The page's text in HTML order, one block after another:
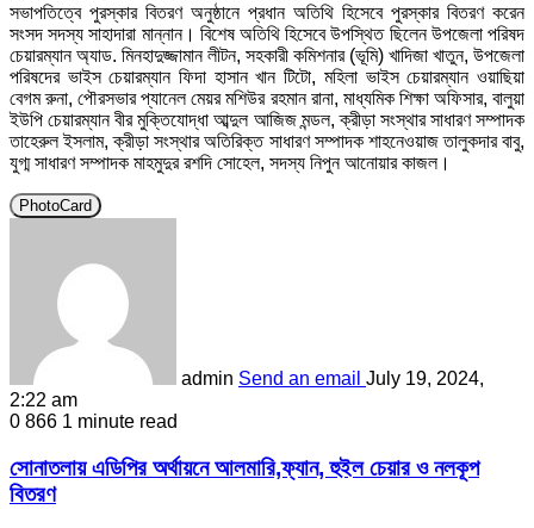
সভাপতিত্বে পুরস্কার বিতরণ অনুষ্ঠানে প্রধান অতিথি হিসেবে পুরস্কার বিতরণ করেন
সংসদ সদস্য সাহাদারা মান্নান। বিশেষ অতিথি হিসেবে উপস্থিত ছিলেন উপজেলা পরিষদ
চেয়ারম্যান অ্যাড. মিনহাদুজ্জামান লীটন, সহকারী কমিশনার (ভূমি) খাদিজা খাতুন, উপজেলা
পরিষদের ভাইস চেয়ারম্যান ফিদা হাসান খান টিটো, মহিলা ভাইস চেয়ারম্যান ওয়াছিয়া
বেগম রুনা, পৌরসভার প্যানেল মেয়র মশিউর রহমান রানা, মাধ্যমিক শিক্ষা অফিসার, বালুয়া
ইউপি চেয়ারম্যান বীর মুক্তিযোদ্ধা আব্দুল আজিজ মন্ডল, ক্রীড়া সংস্থার সাধারণ সম্পাদক
তাহেরুল ইসলাম, ক্রীড়া সংস্থার অতিরিক্ত সাধারণ সম্পাদক শাহনেওয়াজ তালুকদার বাবু,
যুগ্ম সাধারণ সম্পাদক মাহমুদুর রশদি সোহেল, সদস্য নিপুন আনোয়ার কাজল।
PhotoCard
admin Send an email July 19, 2024,
2:22 am
0 866 1 minute read
সোনাতলায় এডিপির অর্থায়নে আলমারি,ফ্যান, হুইল চেয়ার ও নলকূপ
বিতরণ